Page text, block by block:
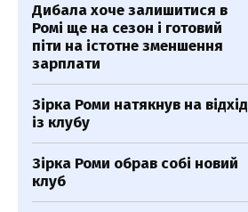
Дибала хоче залишитися в
Ромі ще на сезон і готовий
піти на істотне зменшення
зарплати
Зірка Роми натякнув на відхід
із клубу
Зірка Роми обрав собі новий
клуб